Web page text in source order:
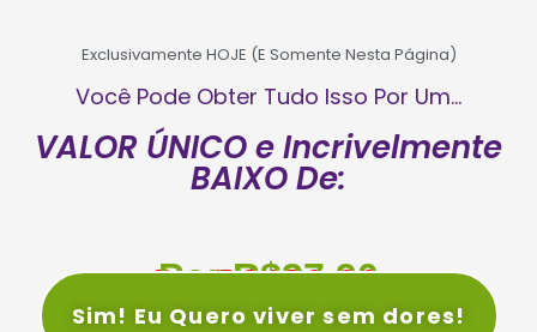
Exclusivamente HOJE (E Somente Nesta Página)
Você Pode Obter Tudo Isso Por Um...
VALOR ÚNICO e Incrivelmente
BAIXO De:
DeR$159,90
Por R$37,90
Sim! Eu Quero viver sem dores!